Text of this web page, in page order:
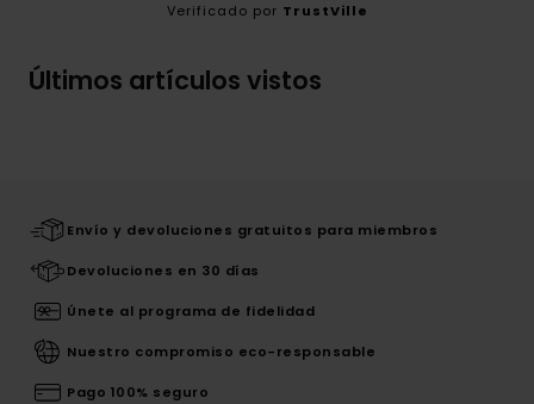
Verificado por TrustVille
Últimos artículos vistos
Envío y devoluciones gratuitos para miembros
Devoluciones en 30 días
Únete al programa de fidelidad
Nuestro compromiso eco-responsable
Pago 100% seguro